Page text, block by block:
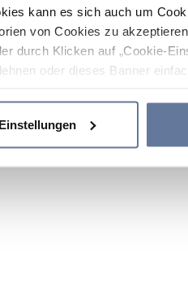
kann es sich auch um
von Cookies zu
durch Klicken auf „Cookie-
oder dieses Banner